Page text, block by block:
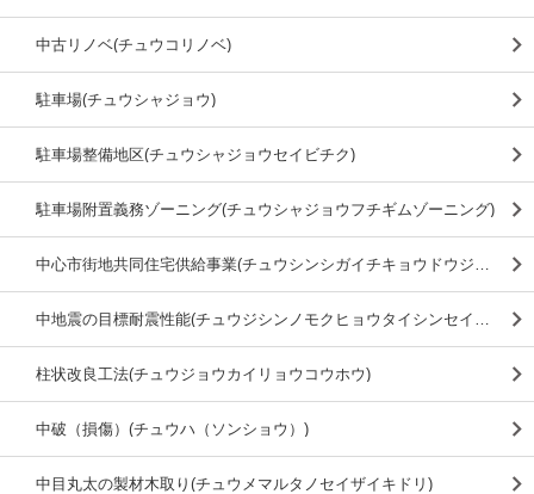
中古リノベ(チュウコリノベ)
駐車場(チュウシャジョウ)
駐車場整備地区(チュウシャジョウセイビチク)
駐車場附置義務ゾーニング(チュウシャジョウフチギムゾーニング)
中心市街地共同住宅供給事業(チュウシンシガイチキョウドウジュウタクキョウキュウジギョウ)
中地震の目標耐震性能(チュウジシンノモクヒョウタイシンセイノウ)
柱状改良工法(チュウジョウカイリョウコウホウ)
中破（損傷）(チュウハ（ソンショウ）)
中目丸太の製材木取り(チュウメマルタノセイザイキドリ)